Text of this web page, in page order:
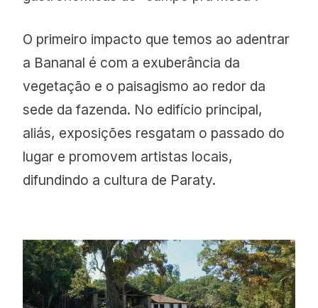
O primeiro impacto que temos ao adentrar
a Bananal é com a exuberância da
vegetação e o paisagismo ao redor da
sede da fazenda. No edifício principal,
aliás, exposições resgatam o passado do
lugar e promovem artistas locais,
difundindo a cultura de Paraty.